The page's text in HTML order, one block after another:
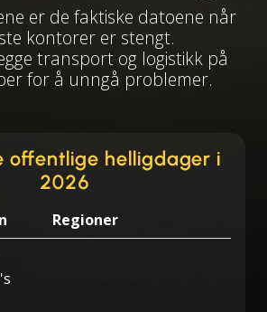
er de faktiske datoene når
kontorer er stengt.
transport og logistikk på
for å unngå problemer.
offentlige helligdager i
2026
Regioner